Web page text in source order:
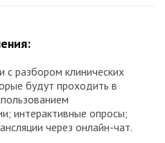
с разбором клинических
будут проходить в
интерактивные опросы;
через онлайн-чат.